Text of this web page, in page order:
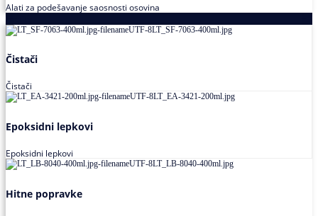
Alati za podešavanje saosnosti osovina
Čistači
Čistači
Epoksidni lepkovi
Epoksidni lepkovi
Hitne popravke